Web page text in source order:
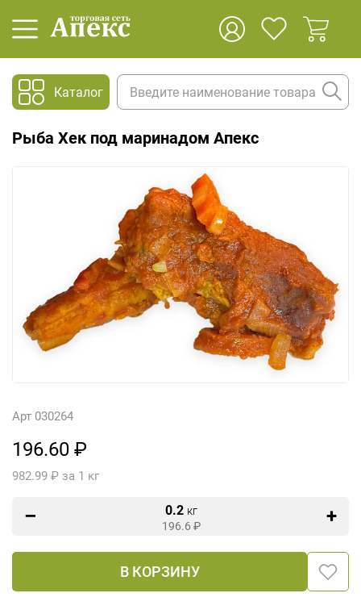
Каталог
Рыба Хек под маринадом Апекс
Арт 030264
196.60 ₽
982.99 ₽ за 1 кг
0.2 кг
196.6 ₽
В КОРЗИНУ